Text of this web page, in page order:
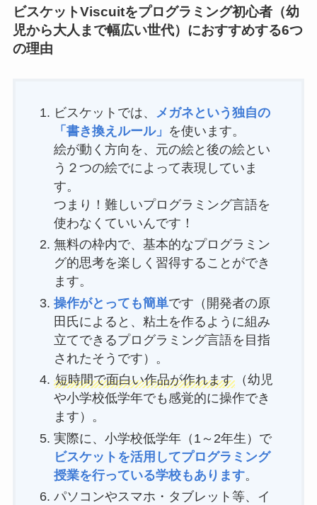
ビスケットViscuitをプログラミング初心者（幼
児から大人まで幅広い世代）におすすめする6つ
の理由
ビスケットでは、
メガネという独自の
「書き換えルール」 を使います。
絵が動く方向を、元の絵と後の絵とい
う２つの絵でによって表現していま
す。
つまり！難しいプログラミング言語を
使わなくていいんです！
無料の枠内で、基本的なプログラミン
グ的思考を楽しく習得することができ
ます。
操作がとっても簡単です（開発者の原
田氏によると、粘土を作るように組み
立てできるプログラミング言語を目指
されたそうです）。
短時間で面白い作品が作れます（幼児
や小学校低学年でも感覚的に操作でき
ます）。
実際に、小学校低学年（1～2年生）で
ビスケットを活用してプログラミング
授業を行っている学校もあります。
パソコンやスマホ・タブレット等、イ